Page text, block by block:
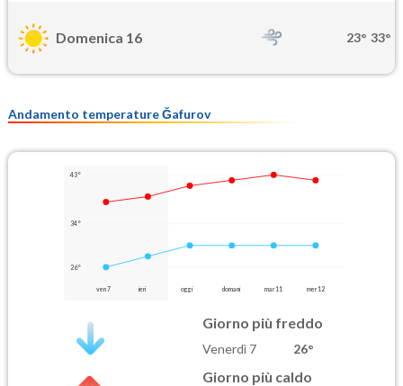
Domenica 16 23° 33°
Andamento temperature Ğafurov
43°
34°
26°
ven 7 ieri oggi domani mar 11 mer 12
Giorno più freddo
Venerdì 7 26°
Giorno più caldo